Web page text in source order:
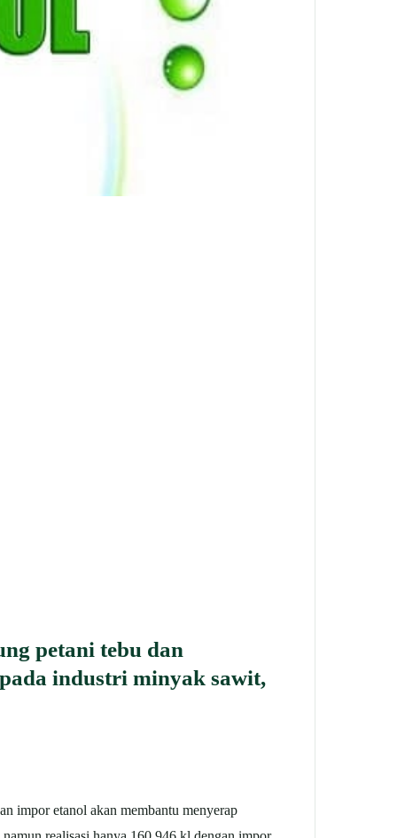
petani tebu dan
industri minyak sawit,
impor etanol akan membantu menyerap